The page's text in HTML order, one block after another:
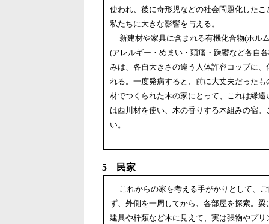
使われ、後に奇形児などの社会問題化した
私たちに大きな影響を与える。
新建材や家具に含まれる有機化合物(ホル
(アレルギー・めまい・頭痛・躁鬱など各自
みは、各自大きさの違う人体許容コップに
れる。一度発病すると、前に大丈夫だった
材でつくられた木の家にとって、これは縁
は西川材を使い、木の香りする木組みの宿
い。
5 民家
これからの家を考える手がかりとして、
ず、外側を一周してから、各部屋を探索。
建具や枠類など木に見えて、実は張物やプ